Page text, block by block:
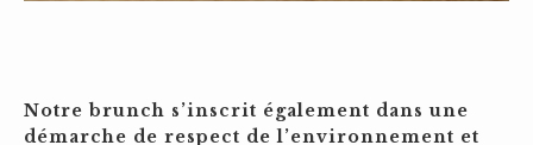
Notre brunch s’inscrit également dans une
démarche de respect de l’environnement et